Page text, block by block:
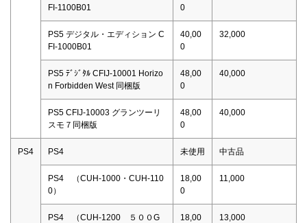
FI-1100B01 0
PS5 デジタル・エディション C
FI-1000B01
40,00
0
32,000
PS5 ﾃﾞｼﾞﾀﾙ CFIJ-10001 Horizo
n Forbidden West 同梱版
48,00
0
40,000
PS5 CFIJ-10003 グランツーリ
スモ７同梱版
48,00
0
40,000
PS4 PS4 未使用 中古品
PS4 （CUH-1000・CUH-110
0）
18,00
0
11,000
PS4 （CUH-1200 ５００G
18,00
13,000